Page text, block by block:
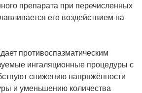
препарата при перечисленных
его воздействием на
противоспазматическим
ингаляционные процедуры с
снижению напряжённости
и уменьшению количества